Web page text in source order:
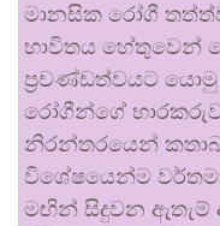
මානසික රෝගී
භාවිතය හේතුවෙන්
ප්‍රචණ්ඩත්වයට
රෝගීන්ගේ
නිරන්තරයෙන්
විශේෂයෙන්ම
මඟින් සිදුවන ඇතැම්